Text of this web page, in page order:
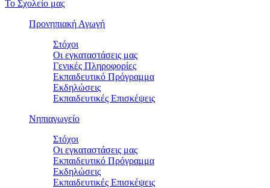
Το Σχολείο μας
Προνηπιακή Αγωγή
Στόχοι
Οι εγκαταστάσεις μας
Γενικές Πληροφορίες
Εκπαιδευτικό Πρόγραμμα
Εκδηλώσεις
Εκπαιδευτικές Eπισκέψεις
Νηπιαγωγείο
Στόχοι
Οι εγκαταστάσεις μας
Εκπαιδευτικό Πρόγραμμα
Εκδηλώσεις
Εκπαιδευτικές Eπισκέψεις